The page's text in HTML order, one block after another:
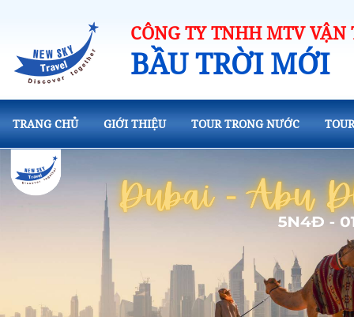
CÔNG TY TNHH MTV
BẦU TRỜI MỚI
TRANG CHỦ GIỚI THIỆU TOUR TRONG NƯỚC